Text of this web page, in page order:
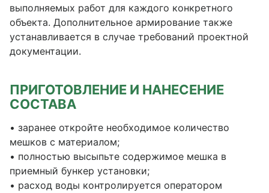
выполняемых работ для каждого конкретного
объекта. Дополнительное армирование также
устанавливается в случае требований проектной
документации.
ПРИГОТОВЛЕНИЕ И НАНЕСЕНИЕ
СОСТАВА
• заранее откройте необходимое количество
мешков с материалом;
• полностью высыпьте содержимое мешка в
приемный бункер установки;
• расход воды контролируется оператором